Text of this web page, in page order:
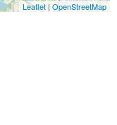
Leaflet | OpenStreetMap